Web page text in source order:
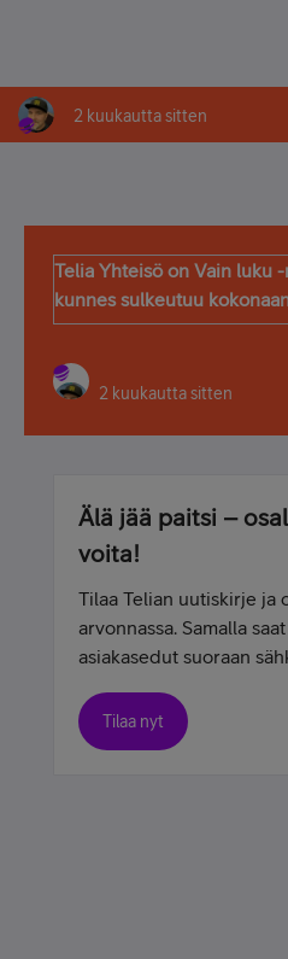
2 kuukautta sitten
Telia Yhteisö on Vain luku
kunnes sulkeutuu
2 kuukautta sitten
Älä jää paitsi –
voita!
Tilaa Telian uutiskirje ja
arvonnassa. Samalla
asiakasedut suoraan
Tilaa nyt